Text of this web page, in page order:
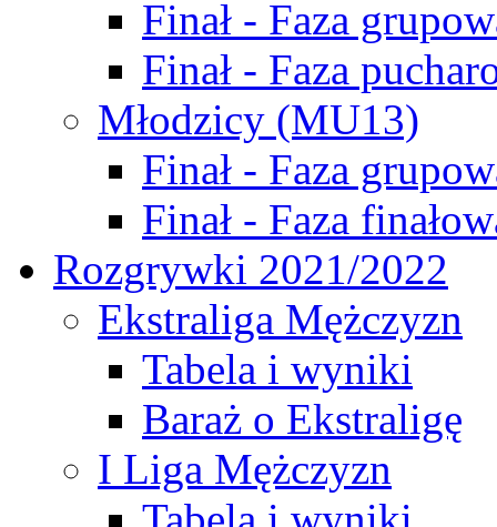
Finał - Faza
Finał - Faza
Młodzicy (MU13)
Finał - Faza
Finał - Faza
Rozgrywki 2021/2022
Ekstraliga Mężczyzn
Tabela i wyniki
Baraż o Ekstraligę
I Liga Mężczyzn